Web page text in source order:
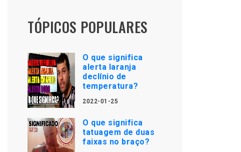
TÓPICOS POPULARES
O que significa
alerta laranja
declínio de
temperatura?
2022-01-25
O que significa
tatuagem de duas
faixas no braço?